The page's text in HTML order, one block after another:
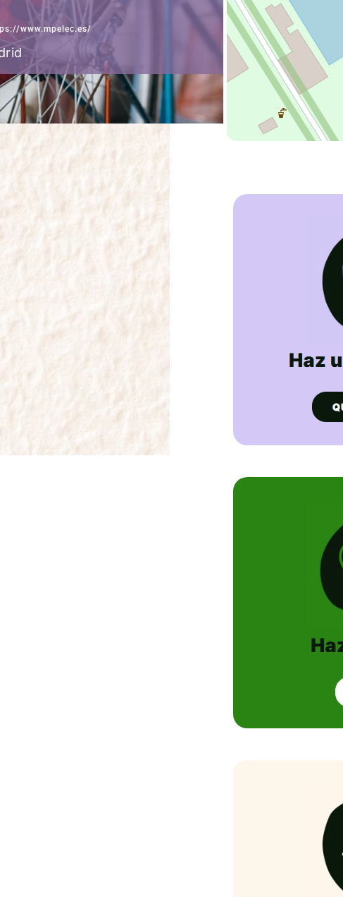
www.mpelec.es/